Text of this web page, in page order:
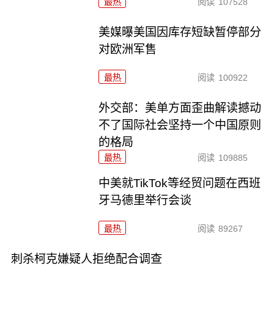
美媒曝美国因库存短缺暂停部分
对欧洲军售
最热 阅读 100922
外交部：美单方面歪曲解读撼动
不了国际社会坚持一个中国原则
的格局
最热 阅读 109885
中美就TikTok等经贸问题在西班
牙马德里举行会谈
最热 阅读 89267
刺杀柯克嫌疑人拒绝配合调查